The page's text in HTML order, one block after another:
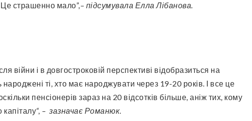
страшенно мало”,– підсумувала Елла Лібанова.
ті, хто має народжувати через 19-20 років. І все це
пенсіонерів зараз на 20 відсотків більше, аніж тих, кому
капіталу“, – зазначає Романюк.